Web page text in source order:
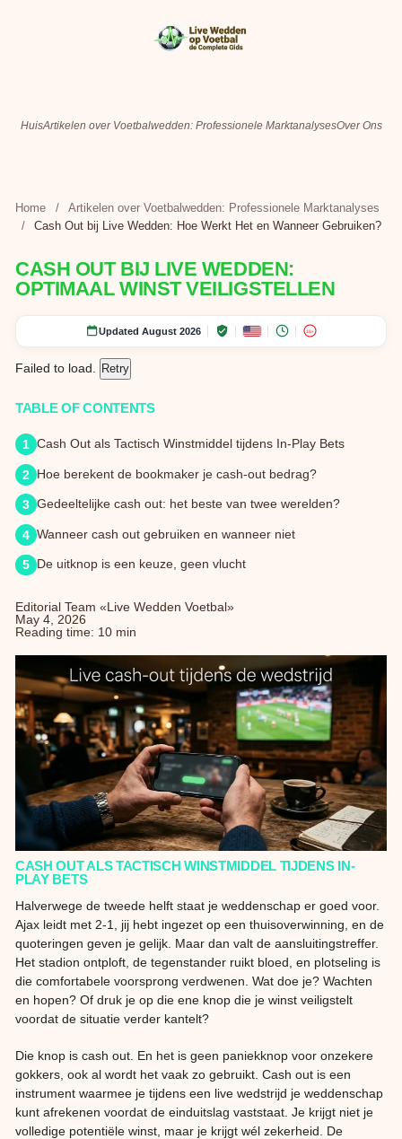
HuisArtikelen over Voetbalwedden: Professionele MarktanalysesOver Ons
Home /
Artikelen over Voetbalwedden: Professionele Marktanalyses
/
Cash Out bij Live Wedden: Hoe Werkt Het en Wanneer Gebruiken?
CASH OUT BIJ LIVE WEDDEN:
OPTIMAAL WINST VEILIGSTELLEN
Updated August 2026 18+
Failed to load. Retry
TABLE OF CONTENTS
Cash Out als Tactisch Winstmiddel tijdens In-Play Bets
Hoe berekent de bookmaker je cash-out bedrag?
Gedeeltelijke cash out: het beste van twee werelden?
Wanneer cash out gebruiken en wanneer niet
De uitknop is een keuze, geen vlucht
Editorial Team «Live Wedden Voetbal»
May 4, 2026
Reading time: 10 min
CASH OUT ALS TACTISCH WINSTMIDDEL TIJDENS IN-
PLAY BETS
Halverwege de tweede helft staat je weddenschap er goed voor.
Ajax leidt met 2-1, jij hebt ingezet op een thuisoverwinning, en de
quoteringen geven je gelijk. Maar dan valt de aansluitingstreffer.
Het stadion ontploft, de tegenstander ruikt bloed, en plotseling is
die comfortabele voorsprong verdwenen. Wat doe je? Wachten
en hopen? Of druk je op die ene knop die je winst veiligstelt
voordat de situatie verder kantelt?
Die knop is cash out. En het is geen paniekknop voor onzekere
gokkers, ook al wordt het vaak zo gebruikt. Cash out is een
instrument waarmee je tijdens een live wedstrijd je weddenschap
kunt afrekenen voordat de einduitslag vaststaat. Je krijgt niet je
volledige potentiële winst, maar je krijgt wél zekerheid. De